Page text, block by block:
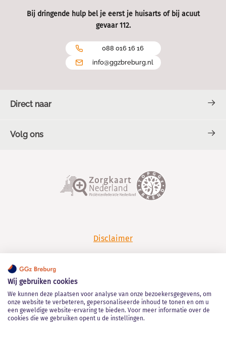
Bij dringende hulp bel je eerst je huisarts of bij acuut
gevaar 112.
088 016 16 16
info@ggzbreburg.nl
Direct naar
Contact en Spoed
Klachten en complimenten
Volg ons
Disclaimer
Algemene leveringsvoorwaarden
Kwaliteitsstatuut
Wij gebruiken cookies
We kunnen deze plaatsen voor analyse van onze bezoekersgegevens, om
onze website te verbeteren, gepersonaliseerde inhoud te tonen en om u
een geweldige website-ervaring te bieden. Voor meer informatie over de
cookies die we gebruiken opent u de instellingen.